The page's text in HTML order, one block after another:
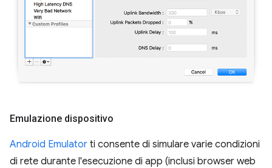
Emulazione dispositivo
Android Emulator ti consente di simulare varie condizioni
di rete durante l'esecuzione di app (inclusi browser web